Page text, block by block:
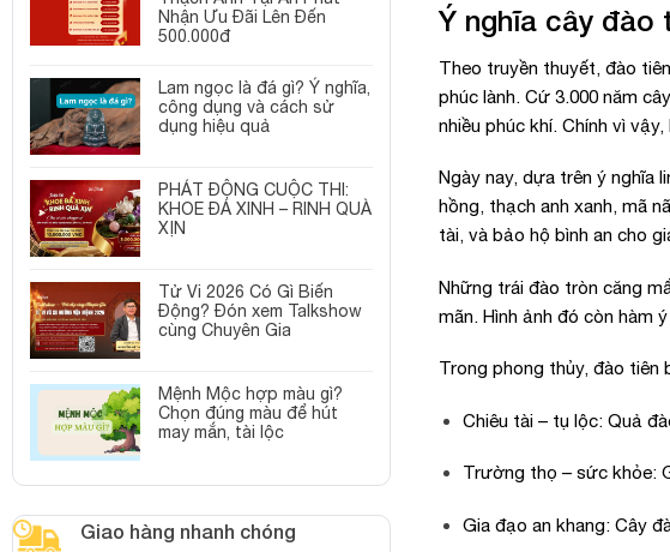
Nhận Ưu Đãi Lên Đến
500.000đ
Lam ngọc là đá gì? Ý nghĩa,
công dụng và cách sử
dụng hiệu quả
PHÁT ĐỘNG CUỘC THI:
KHOE ĐÁ XINH – RINH QUÀ
XỊN
Tử Vi 2026 Có Gì Biến
Động? Đón xem Talkshow
cùng Chuyên Gia
Mệnh Mộc hợp màu gì?
Chọn đúng màu để hút
may mắn, tài lộc
Giao hàng nhanh chóng
Ý nghĩa cây đào
Theo truyền thuyết, đào
phúc lành. Cứ 3.000 năm
nhiều phúc khí. Chính vì
Ngày nay, dựa trên ý nghĩa
hồng, thạch anh xanh, mã
tài, và bảo hộ bình an cho
Những trái đào tròn căng
mãn. Hình ảnh đó còn hàm
Trong phong thủy, đào tiên
Chiêu tài – tụ lộc: Quả
Trường thọ – sức khỏe:
Gia đạo an khang: Cây